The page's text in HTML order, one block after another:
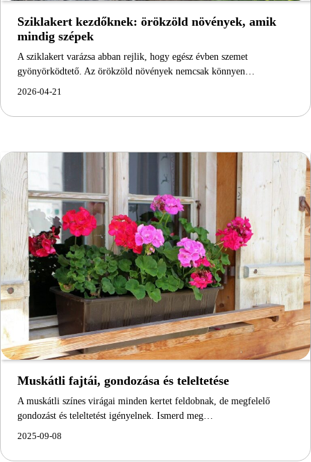
Sziklakert kezdőknek: örökzöld növények, amik
mindig szépek
A sziklakert varázsa abban rejlik, hogy egész évben szemet
gyönyörködtető. Az örökzöld növények nemcsak könnyen…
2026-04-21
Muskátli fajtái, gondozása és teleltetése
A muskátli színes virágai minden kertet feldobnak, de megfelelő
gondozást és teleltetést igényelnek. Ismerd meg…
2025-09-08